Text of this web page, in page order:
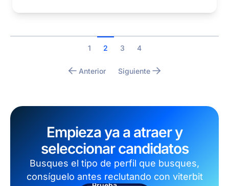
Anterior
1 2 3 4
Siguiente
Empieza ya a atraer y
seleccionar candidatos
Busques el tipo de perfil que busques,
consíguelo antes reclutando con viterbit